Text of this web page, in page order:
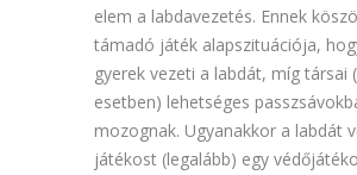
elem a labdavezetés. Ennek
támadó játék alapszituációja,
gyerek vezeti a labdát, míg társai
esetben) lehetséges
mozognak. Ugyanakkor a labdát
játékost (legalább) egy